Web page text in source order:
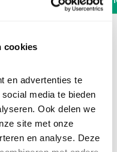
cookies
en advertenties te
media te bieden
Ook delen we
site met onze
en analyse. Deze